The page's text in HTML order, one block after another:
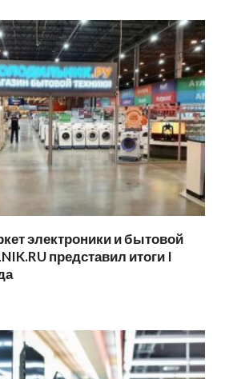
электроники и бытовой
представил итоги I